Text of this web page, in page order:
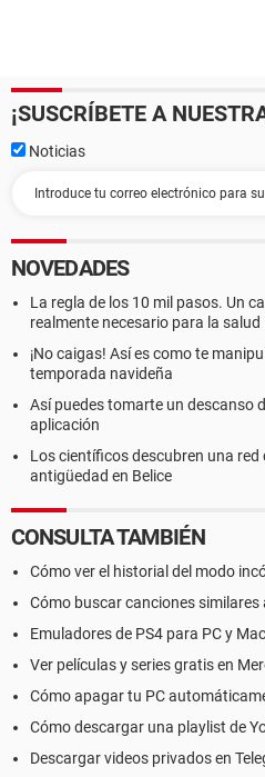
¡SUSCRÍBETE A
Noticias
NOVEDADES
La regla de los 10 mil pasos. Un
realmente necesario para la salud
¡No caigas! Así es como te
temporada navideña
Así puedes tomarte un descanso
aplicación
Los científicos descubren una red
antigüedad en Belice
CONSULTA TAMBIÉN
Cómo ver el historial del modo
Cómo buscar canciones similares
Emuladores de PS4 para PC y Mac
Ver películas y series gratis en
Cómo apagar tu PC
Cómo descargar una playlist de
Descargar videos privados en